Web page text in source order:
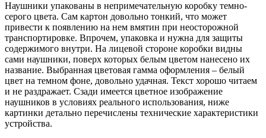
Наушники упакованы в непримечательную коробку темно-
серого цвета. Сам картон довольно тонкий, что может
привести к появлению на нем вмятин при неосторожной
транспортировке. Впрочем, упаковка и нужна для защиты
содержимого внутри. На лицевой стороне коробки видны
сами наушники, поверх которых белым цветом нанесено их
название. Выбранная цветовая гамма оформления – белый
цвет на темном фоне, довольно удачная. Текст хорошо читаем
и не раздражает. Сзади имеется цветное изображение
наушников в условиях реального использования, ниже
картинки детально перечислены технические характеристики
устройства.